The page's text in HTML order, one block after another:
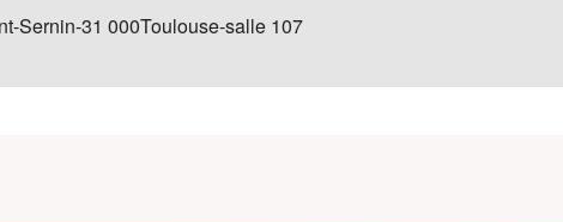
Sernin-31 000Toulouse-salle 107